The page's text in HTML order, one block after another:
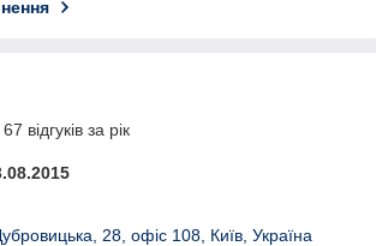
відгуків за рік
28, офіс 108, Київ, Україна